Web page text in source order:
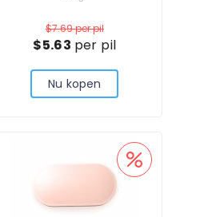
$7.69per pil
$5.63 per pil
Nu kopen